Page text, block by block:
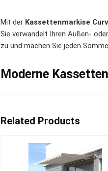
Mit der Kassettenmarkise
Sie verwandelt Ihren Außen-
zu und machen Sie jeden
Moderne
Related Products